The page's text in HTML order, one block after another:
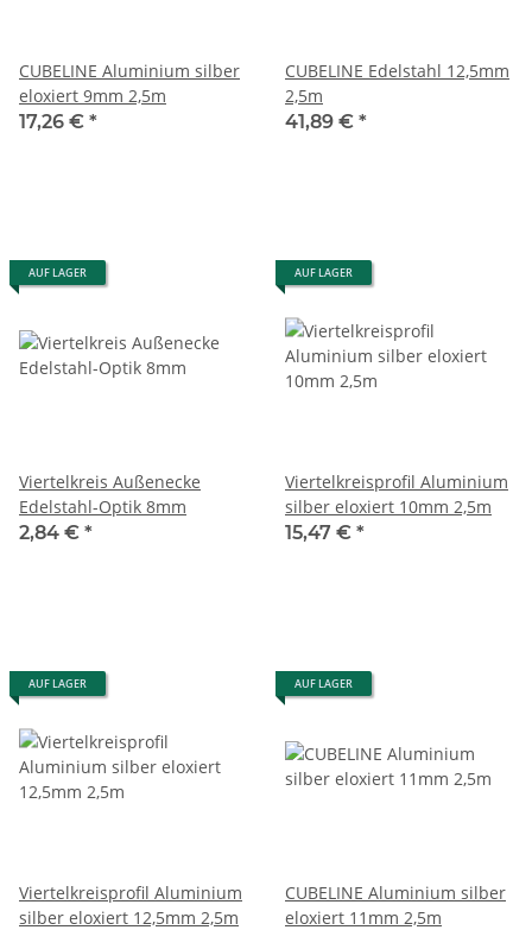
CUBELINE Aluminium silber
eloxiert 9mm 2,5m
17,26 € *
CUBELINE Edelstahl 12,5mm
2,5m
41,89 € *
AUF LAGER
Viertelkreis Außenecke
Edelstahl-Optik 8mm
2,84 € *
AUF LAGER
Viertelkreisprofil Aluminium
silber eloxiert 10mm 2,5m
15,47 € *
AUF LAGER
Viertelkreisprofil Aluminium
silber eloxiert 12,5mm 2,5m
AUF LAGER
CUBELINE Aluminium silber
eloxiert 11mm 2,5m